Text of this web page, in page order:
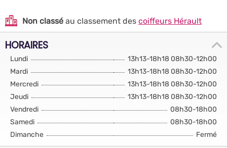
Non classé au classement des coiffeurs Hérault
HORAIRES
Lundi
13h13-18h18 08h30-12h00
Mardi
13h13-18h18 08h30-12h00
Mercredi
13h13-18h18 08h30-12h00
Jeudi
13h13-18h18 08h30-12h00
Vendredi
08h30-18h00
Samedi
08h30-18h00
Dimanche
Fermé